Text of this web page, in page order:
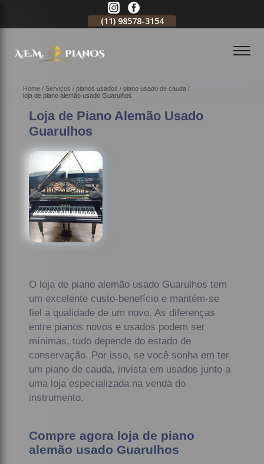
(11) 98578-3154
Home Serviços pianos usados
piano usado de cauda
loja de piano alemão usado Guarulhos
Loja de Piano Alemão Usado
Guarulhos
O loja de piano alemão usado Guarulhos tem
um excelente custo-benefício e mantém-se
fiel a qualidade de um novo. As diferenças
entre pianos novos e usados podem ser
mínimas, tudo depende do estado de
conservação. Por isso, se você sonha em ter
um piano de cauda, invista em usados junto a
uma loja especializada na venda do
instrumento.
Compre agora loja de piano
alemão usado Guarulhos